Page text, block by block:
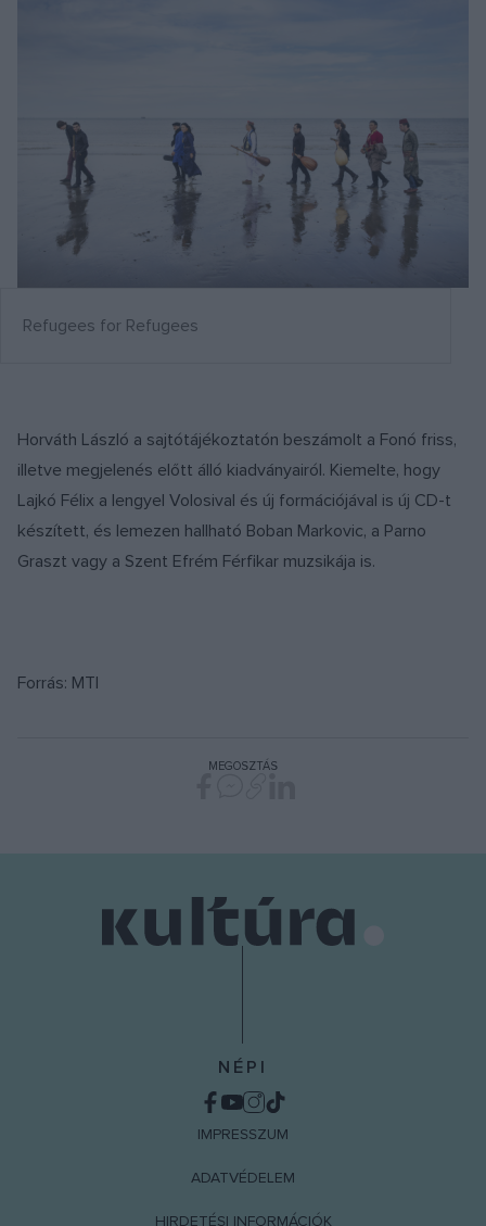
Refugees for Refugees
Horváth László a sajtótájékoztatón beszámolt a Fonó friss,
illetve megjelenés előtt álló kiadványairól. Kiemelte, hogy
Lajkó Félix a lengyel Volosival és új formációjával is új CD-t
készített, és lemezen hallható Boban Markovic, a Parno
Graszt vagy a Szent Efrém Férfikar muzsikája is.
Forrás: MTI
MEGOSZTÁS
NÉPI
IMPRESSZUM
ADATVÉDELEM
HIRDETÉSI INFORMÁCIÓK